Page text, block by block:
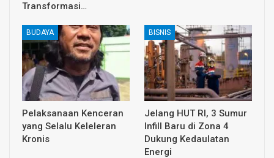
Transformasi…
BUDAYA
Pelaksanaan Kenceran
yang Selalu Keleleran
Kronis
BISNIS
Jelang HUT RI, 3 Sumur
Infill Baru di Zona 4
Dukung Kedaulatan
Energi